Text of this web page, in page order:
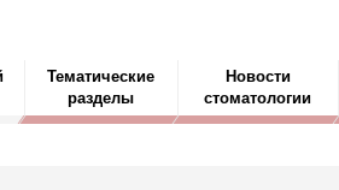
Тематические
разделы
Новости
стоматологии